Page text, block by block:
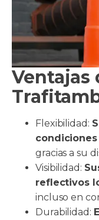
Ventajas
Flexibilidad:
gracias a su
Visibilidad:
reflectivos
incluso en
Durabilidad: